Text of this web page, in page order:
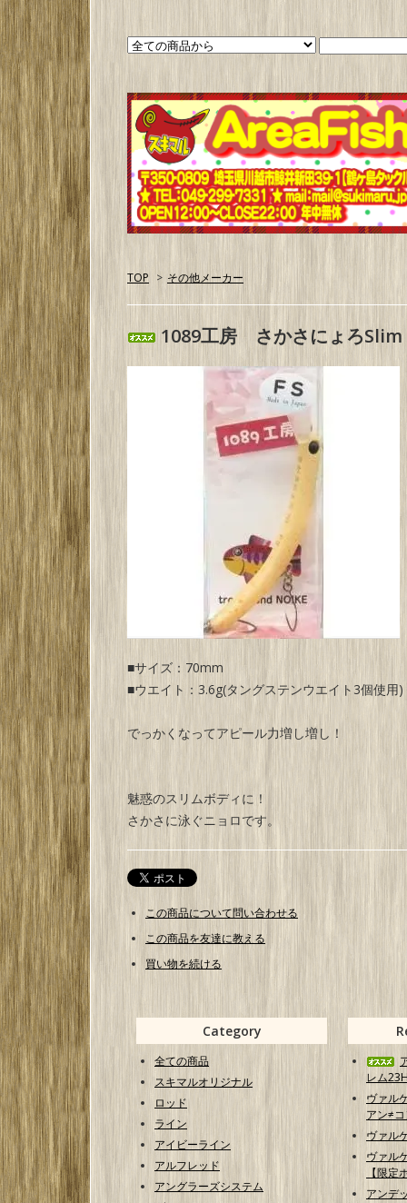
TOP > その他メーカー
1089工房 さかさにょろ
■サイズ：70mm
■ウエイト：3.6g(タングステンウエイト3個使用)
でっかくなってアピール力増し増し！
魅惑のスリムボディに！
さかさに泳ぐニョロです。
この商品について問い合わせる
この商品を友達に教える
買い物を続ける
Category
全ての商品
スキマルオリジナル
ロッド
ライン
アイビーライン
アルフレッド
アングラーズシステム
レム
ヴァル
アン≠
ヴァル
ヴァル
【限定
アンデ